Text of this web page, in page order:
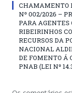
CHAMAMENTO
Nº 002/2026 –
PARA AGENTES
RIBEIRINHOS
RECURSOS DA
NACIONAL
DE FOMENTO Á
PNAB (LEI Nº